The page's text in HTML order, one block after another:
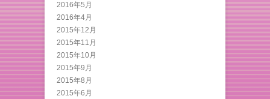
2016年5月
2016年4月
2015年12月
2015年11月
2015年10月
2015年9月
2015年8月
2015年6月